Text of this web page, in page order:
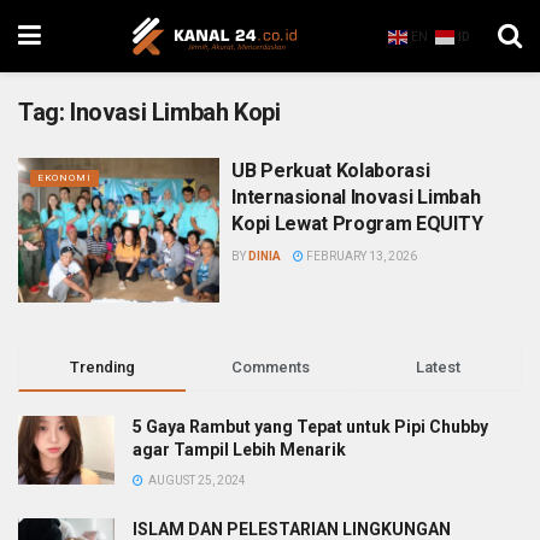
EN ID
Tag: Inovasi Limbah Kopi
EKONOMI
UB Perkuat Kolaborasi
Internasional Inovasi Limbah
Kopi Lewat Program EQUITY
BY DINIA FEBRUARY 13, 2026
Trending Comments Latest
5 Gaya Rambut yang Tepat untuk Pipi Chubby
agar Tampil Lebih Menarik
AUGUST 25, 2024
ISLAM DAN PELESTARIAN LINGKUNGAN